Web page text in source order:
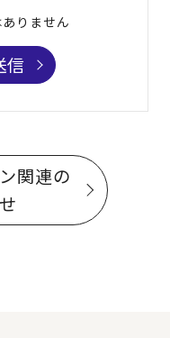
りません
信
関連の